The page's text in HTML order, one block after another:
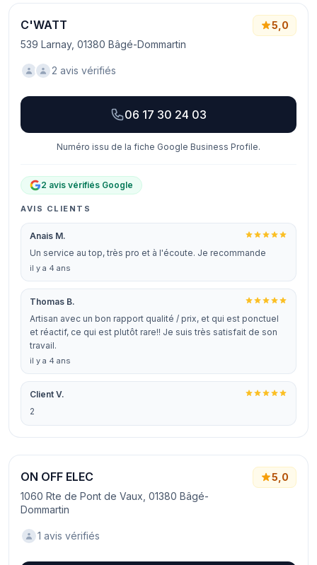
C'WATT
539 Larnay, 01380 Bâgé-Dommartin
5,0
2 avis vérifiés
06 17 30 24 03
Numéro issu de la fiche Google Business Profile.
2 avis vérifiés Google
AVIS CLIENTS
Anais M.
Un service au top, très pro et à l'écoute. Je recommande
il y a 4 ans
Thomas B.
Artisan avec un bon rapport qualité / prix, et qui est ponctuel
et réactif, ce qui est plutôt rare!! Je suis très satisfait de son
travail.
il y a 4 ans
Client V.
2
ON OFF ELEC
1060 Rte de Pont de Vaux, 01380 Bâgé-
Dommartin
5,0
1 avis vérifiés